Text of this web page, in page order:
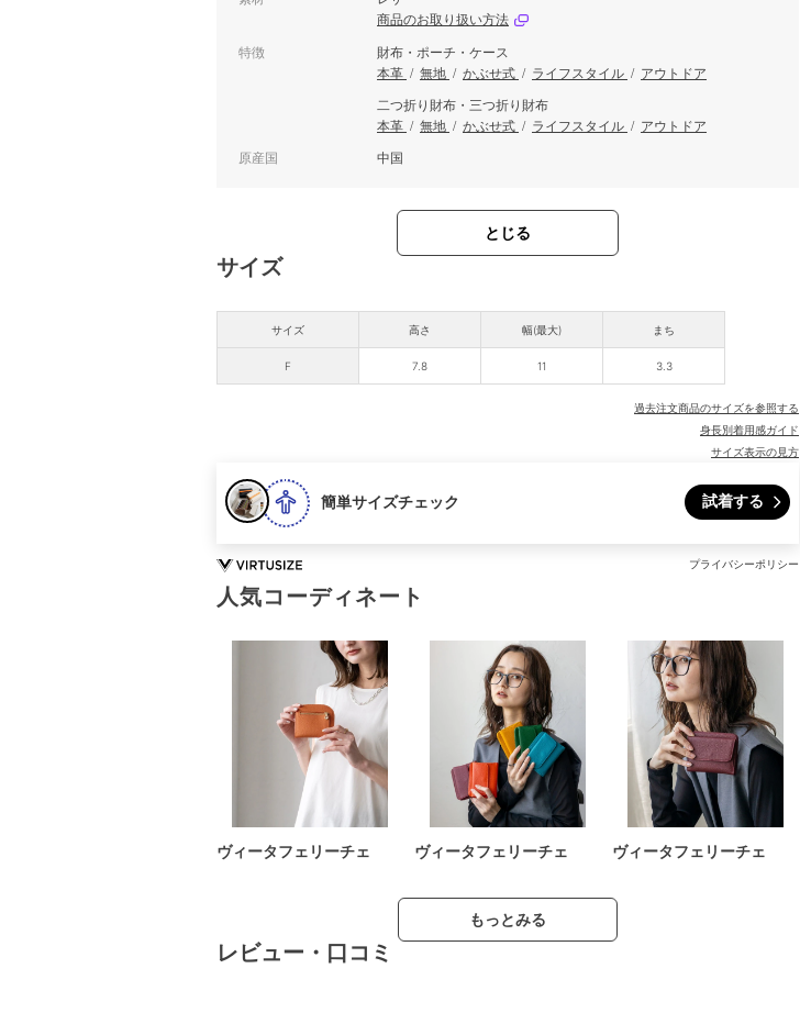
商品のお取り扱い方法
特徴
財布・ポーチ・ケース
本革 / 無地 / かぶせ式 / ライフスタイル / アウトドア
二つ折り財布・三つ折り財布
本革 / 無地 / かぶせ式 / ライフスタイル / アウトドア
原産国 中国
とじる
サイズ
サイズ
F
高さ 幅(最大) まち
7.8 11 3.3
過去注文商品のサイズを参照する
身長別着用感ガイド
サイズ表示の見方
簡単サイズチェック 試着する
プライバシーポリシー
人気コーディネート
ヴィータフェリーチェ ヴィータフェリーチェ ヴィータフェリーチェ
もっとみる
レビュー・口コミ